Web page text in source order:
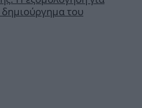
δημιούργημα του